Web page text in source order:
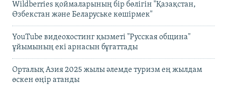
Wildberries қоймаларының бір бөлігін "Қазақстан,
Өзбекстан және Беларуське көшірмек"
YouTube видеохостинг қызметі "Русская община"
ұйымының екі арнасын бұғаттады
Орталық Азия 2025 жылы әлемде туризм ең жылдам
өскен өңір атанды